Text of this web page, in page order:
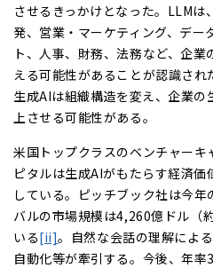
させるきっかけとなった。LLM
発、営業・マーケティング、デー
ト、人事、財務、法務など、企
える可能性があることが認識され
生成AIは組織構造を変え、企業
上させる可能性がある。
米国トップクラスのベンチャーキ
ピタルは生成AIがもたらす経済価
している。ピッチブック社は今
バルの市場規模は4,260億ドル（
いる[ii]。自然な会話の理解によ
自動化等が牽引する。今後、年